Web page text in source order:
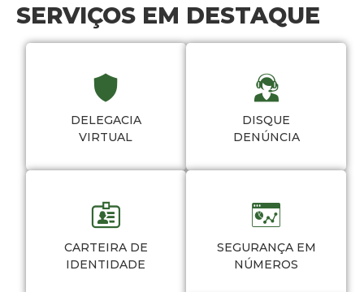
SERVIÇOS EM DESTAQUE
DELEGACIA
VIRTUAL
DISQUE
DENÚNCIA
CARTEIRA DE
IDENTIDADE
SEGURANÇA EM
NÚMEROS